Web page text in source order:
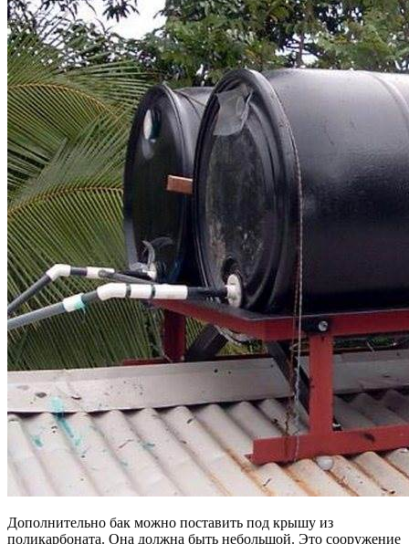
Дополнительно бак можно поставить под крышу из
поликарбоната. Она должна быть небольшой. Это сооружение